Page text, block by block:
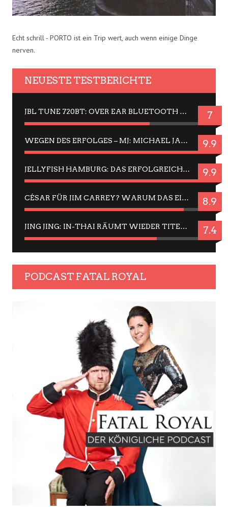
Echt schrill - PORTO ist ein Trip wert, auch wenn einige Dinge
nerven.
NEUESTE TESTBERICHTE
JBL TUNE 720BT: OVER EAR BLUETOOTH KOPFHÖRER UM DIE 50,-€ IM DAUER-TEST 7
WEGEN DES ERFOLGES – MJ: MICHAEL JACKSON MUSICAL IN EINER MATINEE SEHEN 9.9
JELLYFISH HAMBURG: DAS ERFOLGREICHE SOMMER-MENÜ 2025 IN GEFÜHLEN UND BILDERN 9.9
CÉSAR FÜR JIM CARREY? WARUM DAS EINER DER NERVIGSTEN ACTORS IST UND BLEIBT 8.9
JING JING: IN-THAI RÄUMT WIEDER TITEL AB – EIN ZWEI-STUNDEN-ERLEBNISBERICHT 7.4
PODCAST FATAL ROYAL